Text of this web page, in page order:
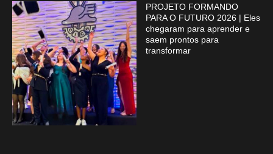
PROJETO FORMANDO
PARA O FUTURO 2026 | Eles
chegaram para aprender e
saem prontos para
transformar